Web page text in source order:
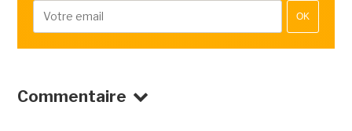
OK
Commentaire